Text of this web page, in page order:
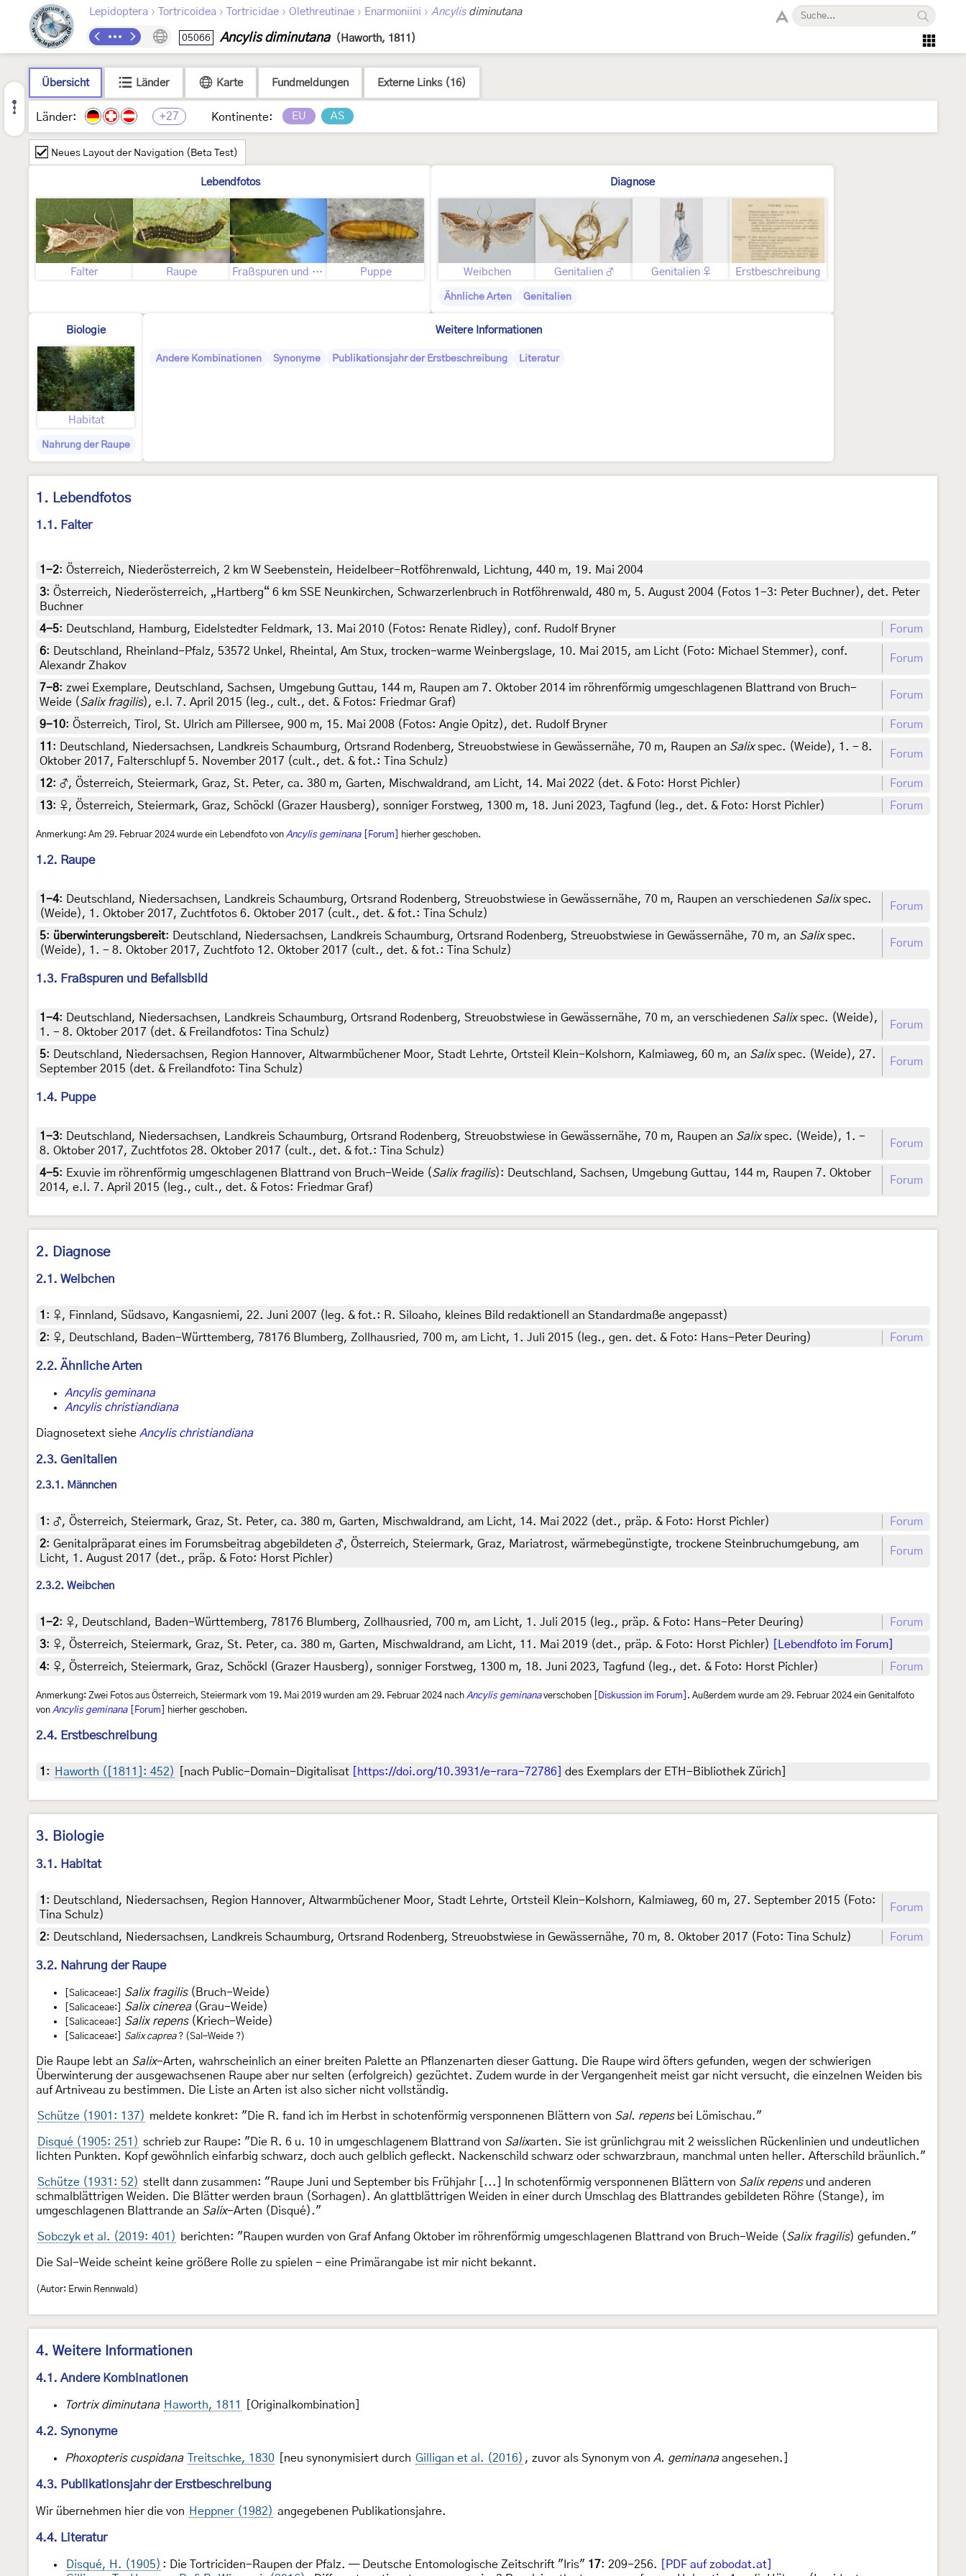
Lepidoptera › Tortricoidea › Tortricidae › Olethreutinae › Enarmoniini › Ancylisdiminutana
05066 Ancylis diminutana (Haworth, 1811)
Übersicht Länder Karte Fundmeldungen Externe Links (16)
Länder: +27 Kontinente: EU AS
Neues Layout der Navigation (Beta Test)
Lebendfotos
Falter Raupe Fraßspuren und Befallsbild Puppe
Diagnose
Weibchen Genitalien ♂ Genitalien ♀ Erstbeschreibung
Ähnliche Arten Genitalien
Biologie
Habitat
Nahrung der Raupe
Weitere Informationen
Andere Kombinationen Synonyme Publikationsjahr der Erstbeschreibung Literatur
1. Lebendfotos
1.1. Falter
1-2: Österreich, Niederösterreich, 2 km W Seebenstein, Heidelbeer-Rotföhrenwald, Lichtung, 440 m, 19. Mai 2004
3: Österreich, Niederösterreich, „Hartberg“ 6 km SSE Neunkirchen, Schwarzerlenbruch in Rotföhrenwald, 480 m, 5. August 2004 (Fotos 1-3: Peter Buchner), det. Peter
Buchner
4-5: Deutschland, Hamburg, Eidelstedter Feldmark, 13. Mai 2010 (Fotos: Renate Ridley), conf. Rudolf Bryner
Forum
6:
Deutschland, Rheinland-Pfalz, 53572 Unkel, Rheintal, Am Stux, trocken-warme Weinbergslage, 10. Mai 2015, am Licht (Foto: Michael Stemmer), conf.
Alexandr Zhakov
Forum
7-8: zwei Exemplare, Deutschland, Sachsen, Umgebung Guttau, 144 m, Raupen am 7. Oktober 2014 im röhrenförmig umgeschlagenen Blattrand von Bruch-
Weide (Salix fragilis), e.l. 7. April 2015 (leg., cult., det. & Fotos: Friedmar Graf)
Forum
9-10: Österreich, Tirol, St. Ulrich am Pillersee, 900 m, 15. Mai 2008 (Fotos: Angie Opitz), det. Rudolf Bryner
Forum
11 : Deutschland, Niedersachsen, Landkreis Schaumburg, Ortsrand Rodenberg, Streuobstwiese in Gewässernähe, 70 m, Raupen an Salixspec. (Weide), 1. - 8.
Oktober 2017, Falterschlupf 5. November 2017 (cult., det. & fot.: Tina Schulz)
Forum
12: ♂, Österreich, Steiermark, Graz, St. Peter, ca. 380 m, Garten, Mischwaldrand, am Licht, 14. Mai 2022 (det. & Foto: Horst Pichler)
Forum
13: ♀, Österreich, Steiermark, Graz, Schöckl (Grazer Hausberg), sonniger Forstweg, 1300 m, 18. Juni 2023, Tagfund (leg., det. & Foto: Horst Pichler) Forum
Anmerkung: Am 29. Februar 2024 wurde ein Lebendfoto von Ancylis geminana [Forum] hierher geschoben.
1.2. Raupe
1-4: Deutschland, Niedersachsen, Landkreis Schaumburg, Ortsrand Rodenberg, Streuobstwiese in Gewässernähe, 70 m, Raupen an verschiedenen Salixspec.
(Weide), 1. Oktober 2017, Zuchtfotos 6. Oktober 2017 (cult., det. & fot.: Tina Schulz)
Forum
5: überwinterungsbereit: Deutschland, Niedersachsen, Landkreis Schaumburg, Ortsrand Rodenberg, Streuobstwiese in Gewässernähe, 70 m, an Salixspec.
(Weide), 1. - 8. Oktober 2017, Zuchtfoto 12. Oktober 2017 (cult., det. & fot.: Tina Schulz)
Forum
1.3. Fraßspuren und Befallsbild
1-4: Deutschland, Niedersachsen, Landkreis Schaumburg, Ortsrand Rodenberg, Streuobstwiese in Gewässernähe, 70 m, an verschiedenen Salixspec. (Weide),
1. - 8. Oktober 2017 (det. & Freilandfotos: Tina Schulz)
Forum
5: Deutschland, Niedersachsen, Region Hannover, Altwarmbüchener Moor, Stadt Lehrte, Ortsteil Klein-Kolshorn, Kalmiaweg, 60 m, an Salixspec. (Weide), 27.
September 2015 (det. & Freilandfoto: Tina Schulz)
Forum
1.4. Puppe
1-3: Deutschland, Niedersachsen, Landkreis Schaumburg, Ortsrand Rodenberg, Streuobstwiese in Gewässernähe, 70 m, Raupen an Salixspec. (Weide), 1. -
8. Oktober 2017, Zuchtfotos 28. Oktober 2017 (cult., det. & fot.: Tina Schulz)
Forum
4-5: Exuvie im röhrenförmig umgeschlagenen Blattrand von Bruch-Weide (Salix fragilis): Deutschland, Sachsen, Umgebung Guttau, 144 m, Raupen 7. Oktober
2014, e.l. 7. April 2015 (leg., cult., det. & Fotos: Friedmar Graf)
Forum
2. Diagnose
2.1. Weibchen
1 : ♀, Finnland, Südsavo, Kangasniemi, 22. Juni 2007 (leg. & fot.: R. Siloaho, kleines Bild redaktionell an Standardmaße angepasst)
2: ♀, Deutschland, Baden-Württemberg, 78176 Blumberg, Zollhausried, 700 m, am Licht, 1. Juli 2015 (leg., gen. det. & Foto: Hans-Peter Deuring) Forum
2.2. Ähnliche Arten
Ancylis geminana
Ancylis christiandiana
Diagnosetext siehe Ancylis christiandiana
2.3. Genitalien
2.3.1. Männchen
1 : ♂, Österreich, Steiermark, Graz, St. Peter, ca. 380 m, Garten, Mischwaldrand, am Licht, 14. Mai 2022 (det., präp. & Foto: Horst Pichler)
Forum
2: Genitalpräparat eines im Forumsbeitrag abgebildeten ♂, Österreich, Steiermark, Graz, Mariatrost, wärmebegünstigte, trockene Steinbruchumgebung, am
Licht, 1. August 2017 (det., präp. & Foto: Horst Pichler)
Forum
2.3.2. Weibchen
1-2: ♀, Deutschland, Baden-Württemberg, 78176 Blumberg, Zollhausried, 700 m, am Licht, 1. Juli 2015 (leg., präp. & Foto: Hans-Peter Deuring)
Forum
3: ♀, Österreich, Steiermark, Graz, St. Peter, ca. 380 m, Garten, Mischwaldrand, am Licht, 11. Mai 2019 (det., präp. & Foto: Horst Pichler)
[Lebendfoto im Forum]
4: ♀, Österreich, Steiermark, Graz, Schöckl (Grazer Hausberg), sonniger Forstweg, 1300 m, 18. Juni 2023, Tagfund (leg., det. & Foto: Horst Pichler) Forum
Anmerkung: Zwei Fotos aus Österreich, Steiermark vom 19. Mai 2019 wurden am 29. Februar 2024 nach Ancylis geminanaverschoben [Diskussion im Forum] . Außerdem wurde am 29. Februar 2024 ein Genitalfoto
von Ancylis geminana [Forum] hierher geschoben.
2.4. Erstbeschreibung
1 : Haworth ([1811]: 452) [nach Public-Domain-Digitalisat [https://doi.org/10.3931/e-rara-72786] des Exemplars der ETH-Bibliothek Zürich]
3. Biologie
3.1. Habitat
1 :
Deutschland, Niedersachsen, Region Hannover, Altwarmbüchener Moor, Stadt Lehrte, Ortsteil Klein-Kolshorn, Kalmiaweg, 60 m, 27. September 2015 (Foto:
Tina Schulz)
Forum
2: Deutschland, Niedersachsen, Landkreis Schaumburg, Ortsrand Rodenberg, Streuobstwiese in Gewässernähe, 70 m, 8. Oktober 2017 (Foto: Tina Schulz) Forum
3.2. Nahrung der Raupe
[Salicaceae:] Salix fragilis(Bruch-Weide)
[Salicaceae:] Salix cinerea(Grau-Weide)
[Salicaceae:] Salix repens(Kriech-Weide)
[Salicaceae:] Salix caprea? (Sal-Weide ?)
Die Raupe lebt an Salix-Arten, wahrscheinlich an einer breiten Palette an Pflanzenarten dieser Gattung. Die Raupe wird öfters gefunden, wegen der schwierigen
Überwinterung der ausgewachsenen Raupe aber nur selten (erfolgreich) gezüchtet. Zudem wurde in der Vergangenheit meist gar nicht versucht, die einzelnen Weiden bis
auf Artniveau zu bestimmen. Die Liste an Arten ist also sicher nicht vollständig.
Schütze (1901: 137) meldete konkret: "Die R. fand ich im Herbst in schotenförmig versponnenen Blättern von Sal. repensbei Lömischau."
Disqué (1905: 251) schrieb zur Raupe: "Die R. 6 u. 10 in umgeschlagenem Blattrand von Salixarten. Sie ist grünlichgrau mit 2 weisslichen Rückenlinien und undeutlichen
lichten Punkten. Kopf gewöhnlich einfarbig schwarz, doch auch gelblich gefleckt. Nackenschild schwarz oder schwarzbraun, manchmal unten heller. Afterschild bräunlich."
Schütze (1931: 52) stellt dann zusammen: "Raupe Juni und September bis Frühjahr [...] In schotenförmig versponnenen Blättern von Salix repensund anderen
schmalblättrigen Weiden. Die Blätter werden braun (Sorhagen). An glattblättrigen Weiden in einer durch Umschlag des Blattrandes gebildeten Röhre (Stange), im
umgeschlagenen Blattrande an Salix-Arten (Disqué)."
Sobczyk et al. (2019: 401) berichten: "Raupen wurden von Graf Anfang Oktober im röhrenförmig umgeschlagenen Blattrand von Bruch-Weide (Salix fragilis) gefunden."
Die Sal-Weide scheint keine größere Rolle zu spielen - eine Primärangabe ist mir nicht bekannt.
(Autor: Erwin Rennwald)
4. Weitere Informationen
4.1. Andere Kombinationen
Tortrix diminutana Haworth, 1811 [Originalkombination]
4.2. Synonyme
Phoxopteris cuspidana Treitschke, 1830 [neu synonymisiert durch Gilligan et al. (2016) , zuvor als Synonym von A. geminanaangesehen.]
4.3. Publikationsjahr der Erstbeschreibung
Wir übernehmen hier die von Heppner (1982) angegebenen Publikationsjahre.
4.4. Literatur
Disqué, H. (1905) : Die Tortriciden-Raupen der Pfalz. — Deutsche Entomologische Zeitschrift "Iris" 17: 209-256.
[PDF auf zobodat.at]